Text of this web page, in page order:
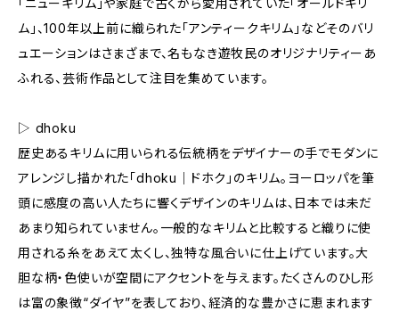
「ニューキリム」や家庭で古くから愛用されていた「オールドキリ
ム」、100年以上前に織られた「アンティークキリム」などそのバリ
ュエーションはさまざまで、名もなき遊牧民のオリジナリティーあ
ふれる、芸術作品として注目を集めています。
▷ dhoku
歴史あるキリムに用いられる伝統柄をデザイナーの手でモダンに
アレンジし描かれた「dhoku｜ドホク」のキリム。ヨーロッパを筆
頭に感度の高い人たちに響くデザインのキリムは、日本では未だ
あまり知られていません。一般的なキリムと比較すると織りに使
用される糸をあえて太くし、独特な風合いに仕上げています。大
胆な柄・色使いが空間にアクセントを与えます。たくさんのひし形
は富の象徴“ダイヤ”を表しており、経済的な豊かさに恵まれます